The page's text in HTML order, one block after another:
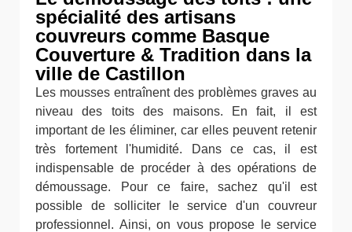
spécialité des artisans
couvreurs comme Basque
Couverture & Tradition dans la
ville de Castillon
Les mousses entraînent des problèmes graves au
niveau des toits des maisons. En fait, il est
important de les éliminer, car elles peuvent retenir
très fortement l'humidité. Dans ce cas, il est
indispensable de procéder à des opérations de
démoussage. Pour ce faire, sachez qu'il est
possible de solliciter le service d'un couvreur
professionnel. Ainsi, on vous propose le service